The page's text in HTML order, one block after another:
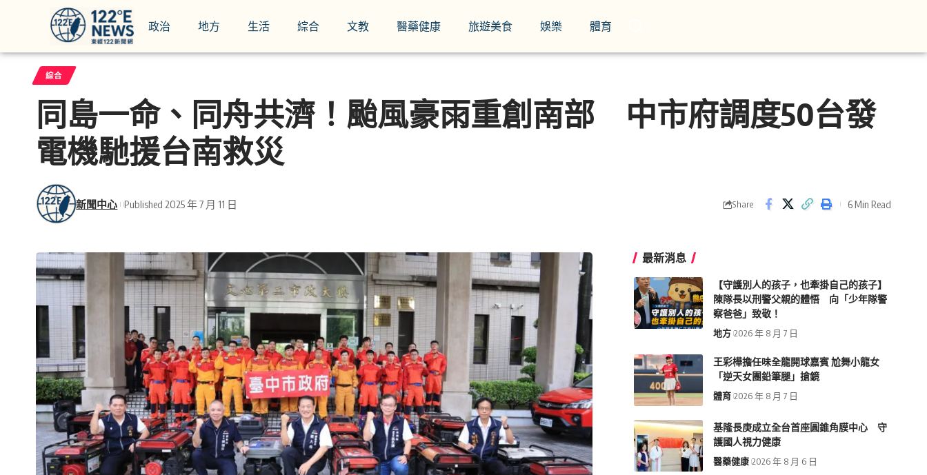
政治 地方 生活 綜合 文教 醫藥健康 旅遊美食 娛樂 體育
綜合
同島一命、同舟共濟！颱風豪雨重創南部 中市府調度50台發
電機馳援台南救災
新聞中心 Published 2025 年 7 月 11 日 Share 6 Min Read
最新消息
【守護別人的孩子，也牽掛自己的孩子】
陳隊長以刑警父親的體悟 向「少年隊警
察爸爸」致敬！
地方 2026 年 8 月 7 日
王彩樺擔任味全龍開球嘉賓 尬舞小龍女
「逆天女團鉛筆腿」搶鏡
體育 2026 年 8 月 7 日
基隆長庚成立全台首座圓錐角膜中心 守
護國人視力健康
醫藥健康 2026 年 8 月 6 日